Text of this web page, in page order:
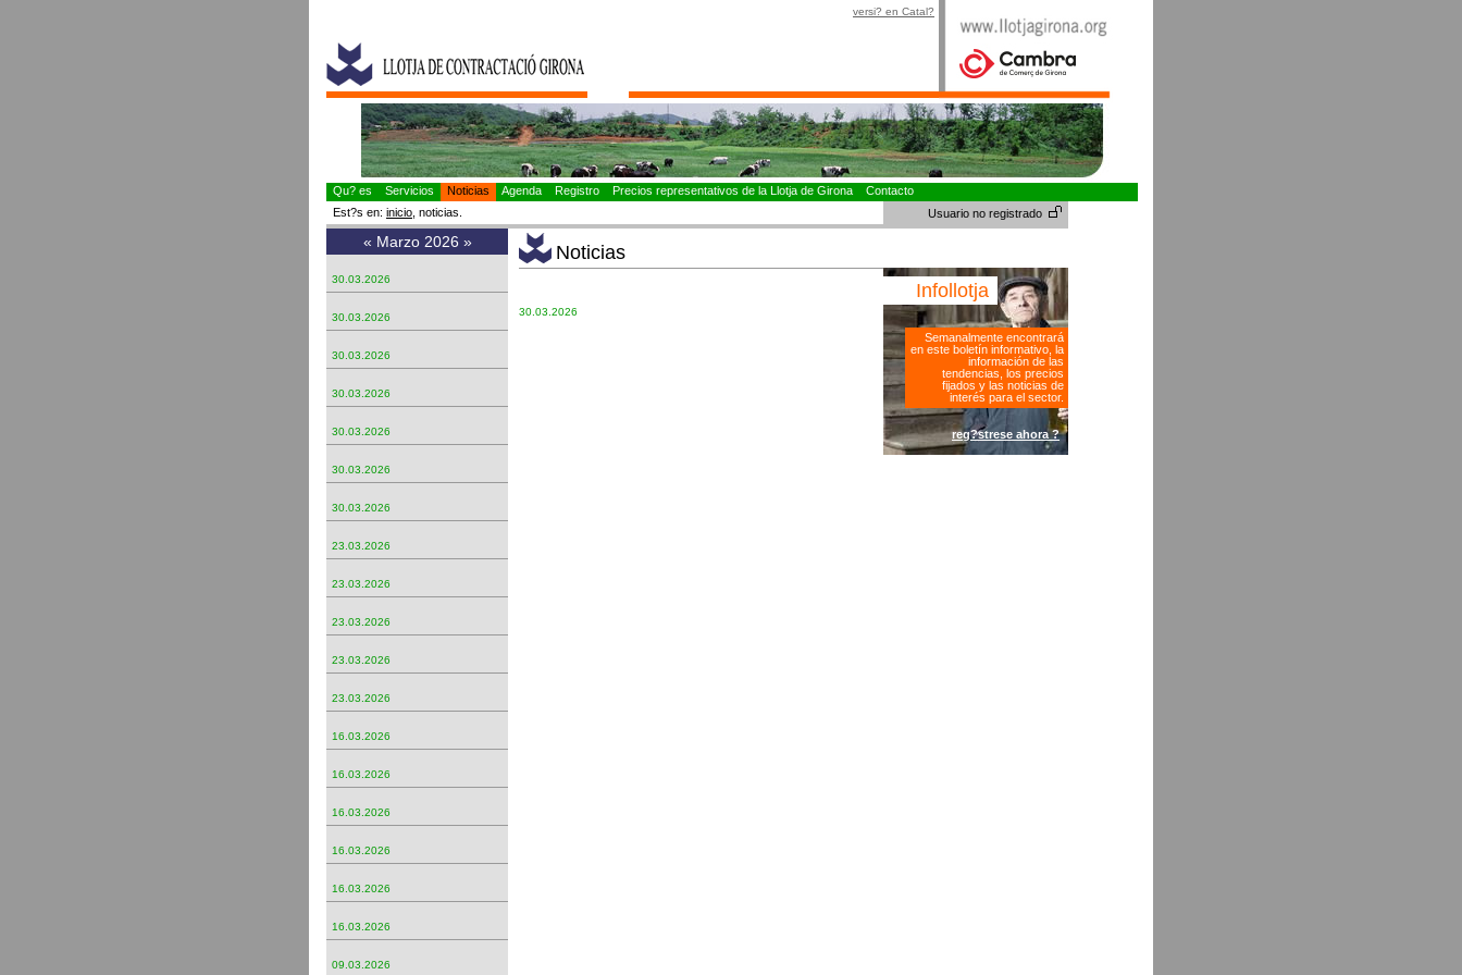
versi? en Catal?
Qu? es Servicios Noticias Agenda Registro Precios representativos de la Llotja de Girona
Contacto
Est?s en: inicio , noticias. Usuario no registrado
« Marzo 2026 »
30.03.2026
30.03.2026
30.03.2026
30.03.2026
30.03.2026
30.03.2026
30.03.2026
23.03.2026
23.03.2026
23.03.2026
23.03.2026
23.03.2026
16.03.2026
16.03.2026
16.03.2026
16.03.2026
16.03.2026
16.03.2026
09.03.2026
Noticias
Infollotja
Semanalmente encontrará
en este boletín informativo, la
información de las
tendencias, los precios
fijados y las noticias de
interés para el sector.
reg?strese ahora ?
30.03.2026